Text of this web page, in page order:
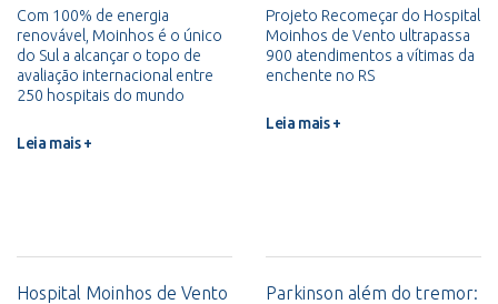
Com 100% de energia
renovável, Moinhos é o único
do Sul a alcançar o topo de
avaliação internacional entre
250 hospitais do mundo
Leia mais +
Projeto Recomeçar do Hospital
Moinhos de Vento ultrapassa
900 atendimentos a vítimas da
enchente no RS
Leia mais +
Hospital Moinhos de Vento
Parkinson além do tremor: